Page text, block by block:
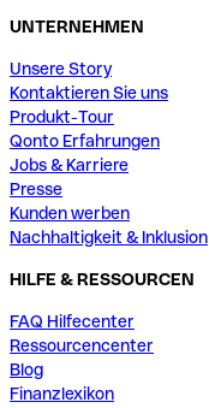
UNTERNEHMEN
Unsere Story
Kontaktieren Sie uns
Produkt-Tour
Qonto Erfahrungen
Jobs & Karriere
Presse
Kunden werben
Nachhaltigkeit & Inklusion
HILFE & RESSOURCEN
FAQ Hilfecenter
Ressourcencenter
Blog
Finanzlexikon